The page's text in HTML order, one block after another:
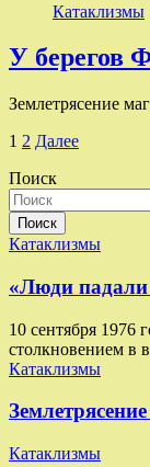
Катаклизмы
У берегов
Землетрясение
Пагинация
записей
1 2 Далее
Поиск
Поиск
Катаклизмы
«Люди
10 сентября 1976
столкновением в
Катаклизмы
Катаклизмы